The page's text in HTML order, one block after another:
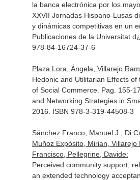
la banca electrónica por los
XXVII Jornadas Hispano-Lusas
y dinámicas competitivas en un
Publicaciones de la Universitat
978-84-16724-37-6
Plaza Lora, Ángela, Villarejo
Hedonic and Utilitarian Effects of
of Social Commerce. Pag. 155-
and Networking Strategies in
2016. ISBN 978-3-319-44508-3
Sánchez Franco, Manuel J., Di
Muñoz Expósito, Mirian, Villarejo
Francisco, Pellegrine, Davide:
Perceived community support,
an extended technology